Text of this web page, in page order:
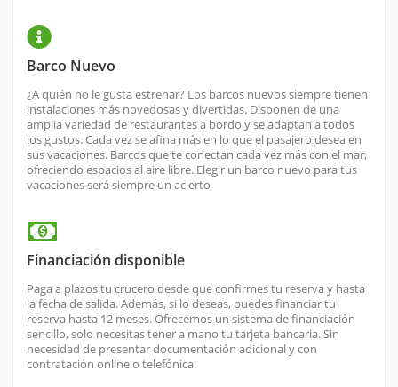
Barco Nuevo
¿A quién no le gusta estrenar? Los barcos nuevos siempre tienen
instalaciones más novedosas y divertidas. Disponen de una
amplia variedad de restaurantes a bordo y se adaptan a todos
los gustos. Cada vez se afina más en lo que el pasajero desea en
sus vacaciones. Barcos que te conectan cada vez más con el mar,
ofreciendo espacios al aire libre. Elegir un barco nuevo para tus
vacaciones será siempre un acierto
Financiación disponible
Paga a plazos tu crucero desde que confirmes tu reserva y hasta
la fecha de salida. Además, si lo deseas, puedes financiar tu
reserva hasta 12 meses. Ofrecemos un sistema de financiación
sencillo, solo necesitas tener a mano tu tarjeta bancaria. Sin
necesidad de presentar documentación adicional y con
contratación online o telefónica.